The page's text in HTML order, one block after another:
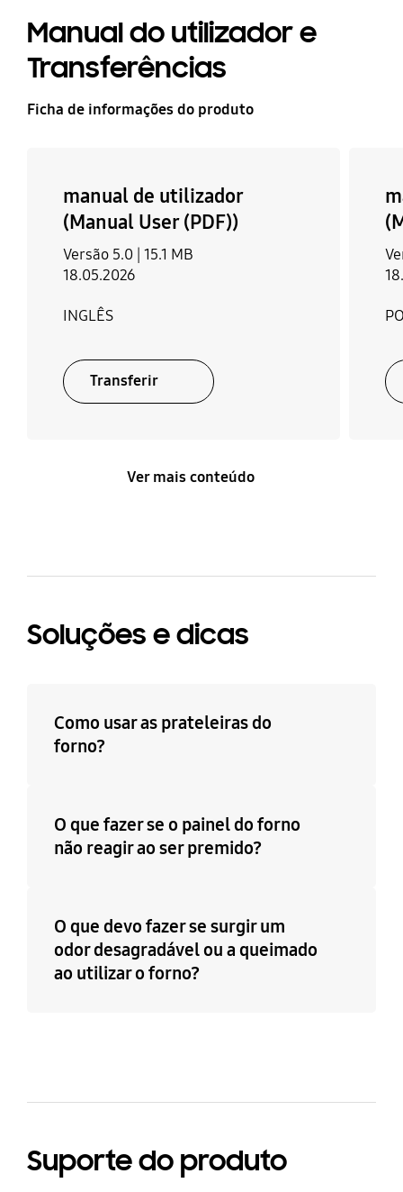
Manual do utilizador e
Transferências
Ficha de informações do produto
manual de utilizador
(Manual User (PDF))
Versão 5.0 | 15.1 MB
18.05.2026
INGLÊS
Transferir
Ver mais conteúdo
Soluções e dicas
Como usar as prateleiras do
forno?
O que fazer se o painel do forno
não reagir ao ser premido?
O que devo fazer se surgir um
odor desagradável ou a queimado
ao utilizar o forno?
Suporte do produto